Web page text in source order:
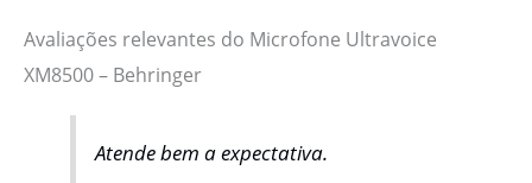
Avaliações relevantes do Microfone Ultravoice
XM8500 – Behringer
Atende bem a expectativa.